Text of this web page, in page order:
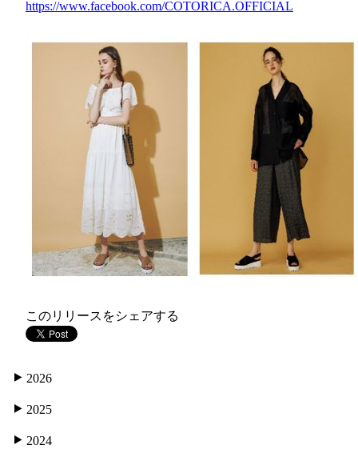
https://www.facebook.com/COTORICA.OFFICIAL
このリリースをシェアする
2026
2025
2024